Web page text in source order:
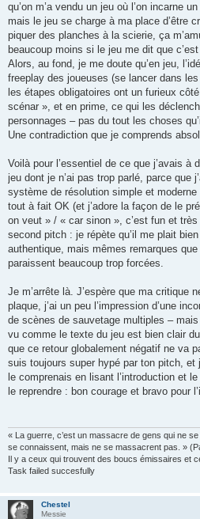
qu’on m’a vendu un jeu où l’on incarne
mais le jeu se charge à ma place d’être
piquer des planches à la scierie, ça
beaucoup moins si le jeu me dit que
Alors, au fond, je me doute qu’en jeu,
freeplay des joueuses (se lancer dans
les étapes obligatoires ont un furieux
scénar », et en prime, ce qui les
personnages – pas du tout les choses
Une contradiction que je comprends
Voilà pour l’essentiel de ce que j’avais à
jeu dont je n’ai pas trop parlé, parce que
système de résolution simple et
tout à fait OK (et j’adore la façon de le
on veut » / « car sinon », c’est fun et
second pitch : je répète qu’il me plait
authentique, mais mêmes remarques
paraissent beaucoup trop forcées.
Je m’arrête là. J’espère que ma critique
plaque, j’ai un peu l’impression d’une
de scènes de sauvetage multiples –
vu comme le texte du jeu est bien clair
que ce retour globalement négatif ne va
suis toujours super hypé par ton pitch, et
le comprenais en lisant l’introduction et
le reprendre : bon courage et bravo pour
« La guerre, c’est un massacre de gens qui ne
se connaissent, mais ne se massacrent pas. »
Il y a ceux qui trouvent des boucs émissaires et
Task failed succesfully
Chestel
Messie